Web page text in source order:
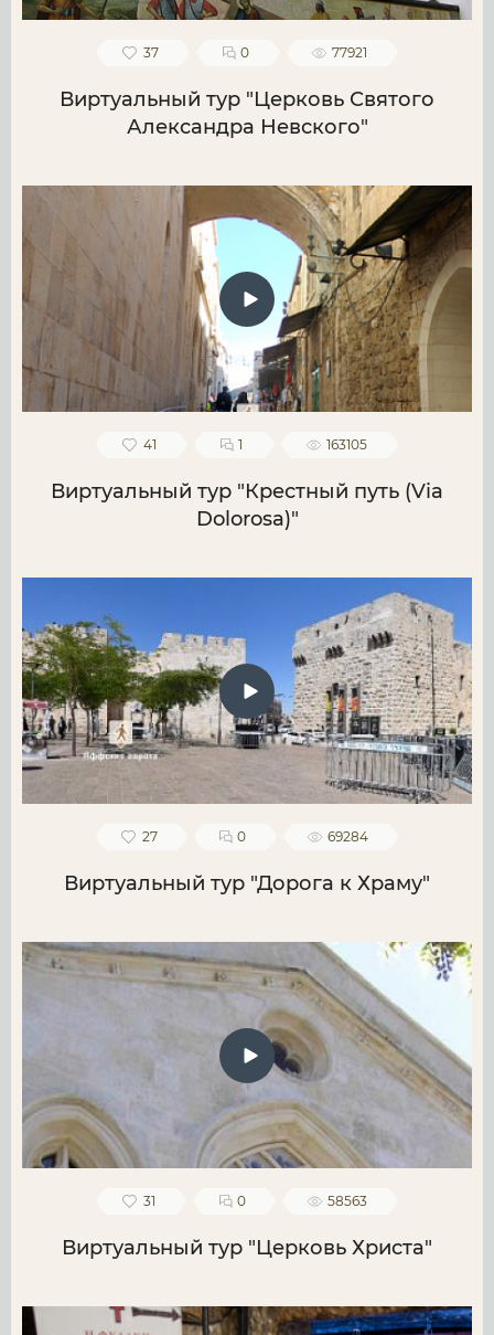
37 0 77921
Виртуальный тур "Церковь Святого
Александра Невского"
41 1 163105
Виртуальный тур "Крестный путь (Via
Dolorosa)"
27 0 69284
Виртуальный тур "Дорога к Храму"
31 0 58563
Виртуальный тур "Церковь Христа"